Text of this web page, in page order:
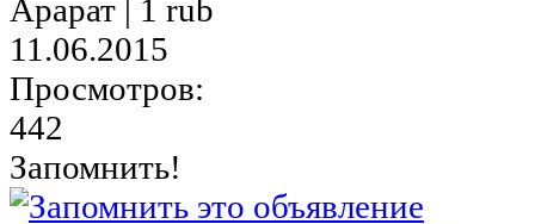
Арарат | 1 rub
11.06.2015
Просмотров:
442
Запомнить!